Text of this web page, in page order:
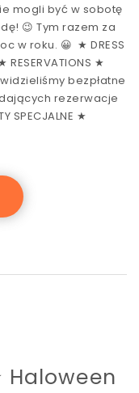
mogli być w sobotę
😉 Tym razem za
w roku. 😀 ★ DRESS
★
bezpłatne
rezerwacje
SPECJALNE ★
Haloween